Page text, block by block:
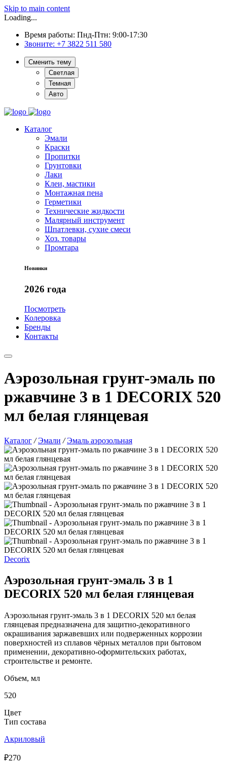
Skip to main content
Loading...
Время работы: Пнд-Птн: 9:00-17:30
Звоните: +7 3822 511 580
Сменить тему
Светлая
Темная
Авто
Каталог
Эмали
Краски
Пропитки
Грунтовки
Лаки
Клеи, мастики
Монтажная пена
Герметики
Технические жидкости
Малярный инструмент
Шпатлевки, сухие смеси
Хоз. товары
Промтара
Новинки
2026 года
Посмотреть
Колеровка
Бренды
Контакты
Аэрозольная грунт-эмаль по
ржавчине 3 в 1 DECORIX 520
мл белая глянцевая
Каталог / Эмали / Эмаль аэрозольная
Decorix
Аэрозольная грунт-эмаль 3 в 1
DECORIX 520 мл белая глянцевая
Аэрозольная грунт-эмаль 3 в 1 DECORIX 520 мл белая
глянцевая предназначена для защитно-декоративного
окрашивания заржавевших или подверженных коррозии
поверхностей из сплавов чёрных металлов при бытовом
применении, декоративно-оформительских работах,
строительстве и ремонте.
Объем, мл
520
Цвет
Тип состава
Акриловый
₽270